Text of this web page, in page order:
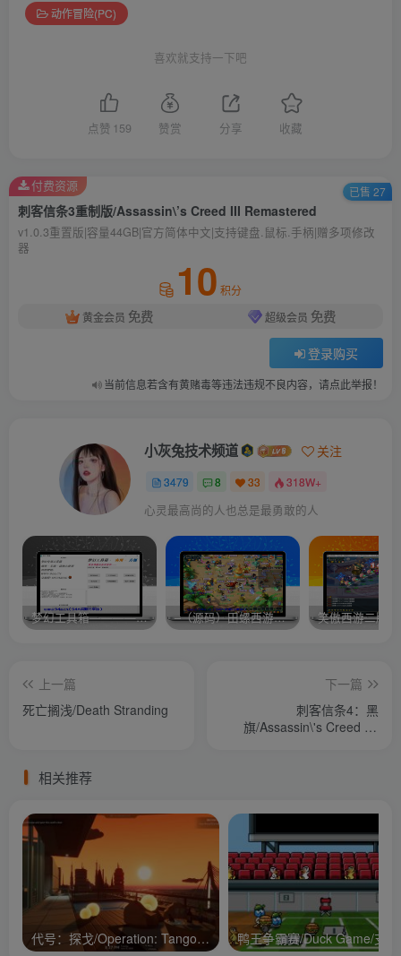
动作冒险(PC)
喜欢就支持一下吧
点赞 159 赞赏 分享 收藏
刺客信条3重制版/Assassin\’s Creed III Remastered
v1.0.3重置版|容量44GB|官方简体中文|支持键盘.鼠标.手柄|赠多项修改
器
10 积分
黄金会员 免费 超级会员 免费
登录购买
当前信息若含有黄赌毒等违法违规不良内容，请点此举报！
付费资源 已售 27
小灰兔技术频道 关注
3479 8 33 318W+
心灵最高尚的人也总是最勇敢的人
梦幻工具箱————-免费 –（源码）田螺西游9.0 假人摆摊18门派飞升渡劫化圣助战最新BB谛听…. 笑傲西游二版-
上一篇
死亡搁浅/Death Stranding
下一篇
刺客信条4：黑
旗/Assassin\'s Creed IV:
相关推荐
代号：探戈/Operation: Tango/支持网络联机